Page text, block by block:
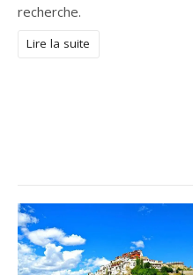
recherche.
Lire la suite